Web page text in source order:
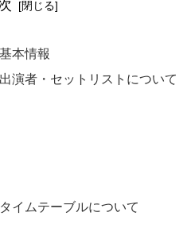
本情報
演者・セットリストについて
イムテーブルについて